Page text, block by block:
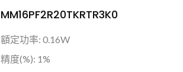
MM16PF2R20TKRTR3K0
額定功率: 0.16W
精度(%): 1%